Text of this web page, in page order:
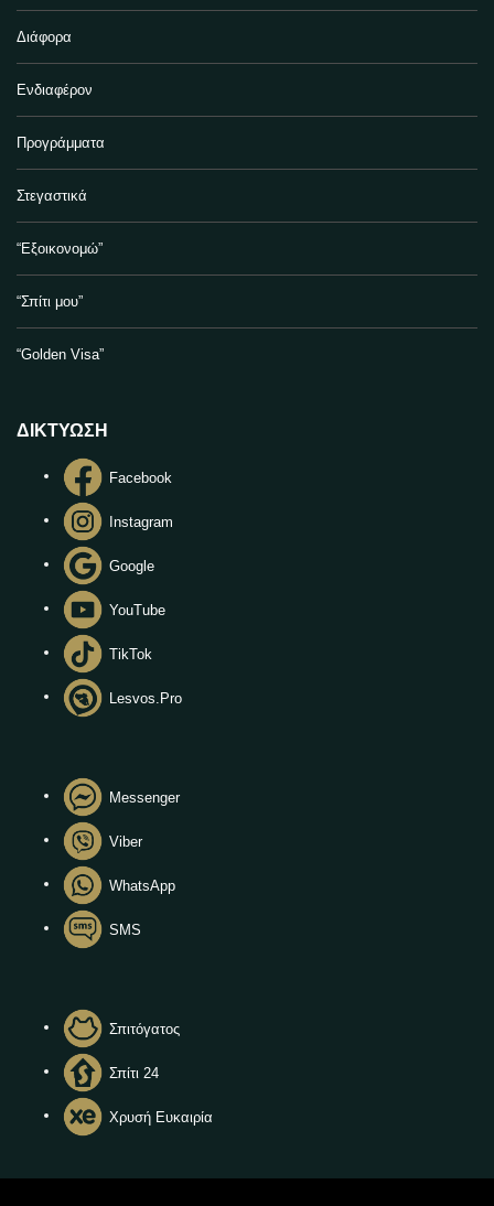
Διάφορα
Ενδιαφέρον
Προγράμματα
Στεγαστικά
“Εξοικονομώ”
“Σπίτι μου”
“Golden Visa”
ΔΙΚΤΥΩΣΗ
Facebook
Instagram
Google
YouTube
TikTok
Lesvos.Pro
Messenger
Viber
WhatsApp
SMS
Σπιτόγατος
Σπίτι 24
Χρυσή Ευκαιρία